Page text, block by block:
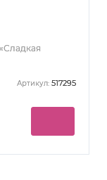
Артикул: 517295